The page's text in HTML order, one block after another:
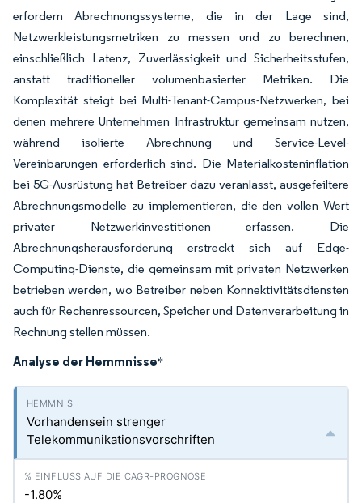
erfordern Abrechnungssysteme, die in der Lage sind,
Netzwerkleistungsmetriken zu messen und zu berechnen,
einschließlich Latenz, Zuverlässigkeit und Sicherheitsstufen,
anstatt traditioneller volumenbasierter Metriken. Die
Komplexität steigt bei Multi-Tenant-Campus-Netzwerken, bei
denen mehrere Unternehmen Infrastruktur gemeinsam nutzen,
während isolierte Abrechnung und Service-Level-
Vereinbarungen erforderlich sind. Die Materialkosteninflation
bei 5G-Ausrüstung hat Betreiber dazu veranlasst, ausgefeiltere
Abrechnungsmodelle zu implementieren, die den vollen Wert
privater Netzwerkinvestitionen erfassen. Die
Abrechnungsherausforderung erstreckt sich auf Edge-
Computing-Dienste, die gemeinsam mit privaten Netzwerken
betrieben werden, wo Betreiber neben Konnektivitätsdiensten
auch für Rechenressourcen, Speicher und Datenverarbeitung in
Rechnung stellen müssen.
Analyse der Hemmnisse*
Vorhandensein strenger
Telekommunikationsvorschriften
-1.80%